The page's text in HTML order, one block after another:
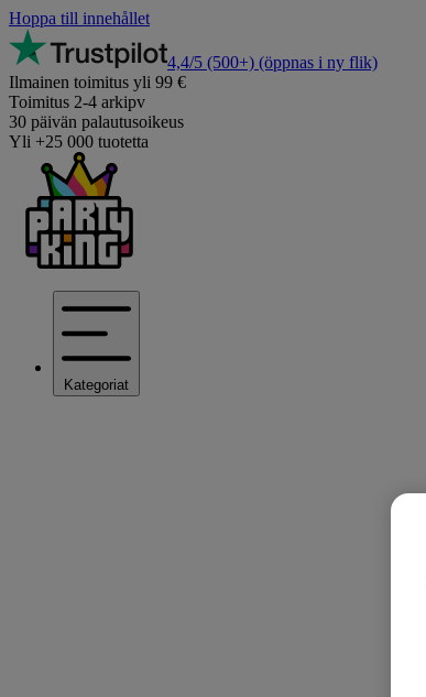
Hoppa till innehållet
4,4/5 (500+) (öppnas i ny flik)
Ilmainen toimitus yli 99 €
Toimitus 2-4 arkipv
30 päivän palautusoikeus
Yli +25 000 tuotetta
Kategoriat